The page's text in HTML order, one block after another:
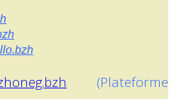
(Plateforme